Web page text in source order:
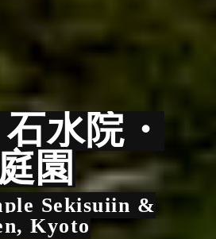
水院・
園
Sekisuiin &
Kyoto